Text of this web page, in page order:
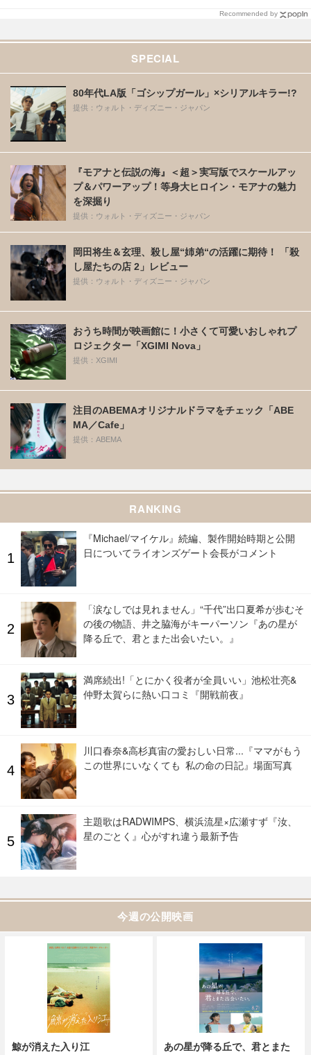
Recommended by
SPECIAL
80年代LA版「ゴシップガール」×シリアルキラー!?
提供：ウォルト・ディズニー・ジャパン
『モアナと伝説の海』＜超＞実写版でスケールアッ
プ＆パワーアップ！等身大ヒロイン・モアナの魅力
を深掘り
提供：ウォルト・ディズニー・ジャパン
岡田将生＆玄理、殺し屋“姉弟“の活躍に期待！ 「殺
し屋たちの店 2」レビュー
提供：ウォルト・ディズニー・ジャパン
おうち時間が映画館に！小さくて可愛いおしゃれプ
ロジェクター「XGIMI Nova」
提供：XGIMI
注目のABEMAオリジナルドラマをチェック「ABE
MA／Cafe」
提供：ABEMA
RANKING
『Michael/マイケル』続編、製作開始時期と公開
日についてライオンズゲート会長がコメント
「涙なしでは見れません」“千代”出口夏希が歩むそ
の後の物語、井之脇海がキーパーソン『あの星が
降る丘で、君とまた出会いたい。』
満席続出!「とにかく役者が全員いい」池松壮亮&
仲野太賀らに熱い口コミ『開戦前夜』
川口春奈&高杉真宙の愛おしい日常...『ママがもう
この世界にいなくても 私の命の日記』場面写真
主題歌はRADWIMPS、横浜流星×広瀬すず『汝、
星のごとく』心がすれ違う最新予告
今週の公開映画
鯨が消えた入り江
あの星が降る丘で、君とまた